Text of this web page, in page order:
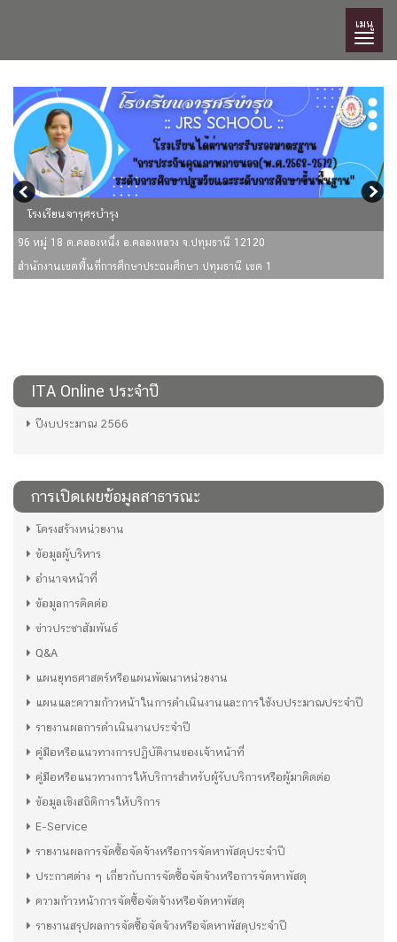
เมนู
โรงเรียนจารุศรบำรุง
96 หมู่ 18 ต.คลองหนึ่ง อ.คลองหลวง จ.ปทุมธานี 12120
สำนักงานเขตพื้นที่การศึกษาประถมศึกษา ปทุมธานี เขต 1
ITA Online ประจำปี
ปีงบประมาณ 2566
การเปิดเผยข้อมูลสาธารณะ
โครงสร้างหน่วยงาน
ข้อมูลผู้บริหาร
อำนาจหน้าที่
ข้อมูลการติดต่อ
ข่าวประชาสัมพันธ์
Q&A
แผนยุทธศาสตร์หรือแผนพัฒนาหน่วยงาน
แผนและความก้าวหน้าในการดำเนินงานและการใช้งบประมาณประจำปี
รายงานผลการดำเนินงานประจำปี
คู่มือหรือแนวทางการปฏิบัติงานของเจ้าหน้าที่
คู่มือหรือแนวทางการให้บริการสำหรับผู้รับบริการหรือผู้มาติดต่อ
ข้อมูลเชิงสถิติการให้บริการ
E-Service
รายงานผลการจัดซื้อจัดจ้างหรือการจัดหาพัสดุประจำปี
ประกาศต่าง ๆ เกี่ยวกับการจัดซื้อจัดจ้างหรือการจัดหาพัสดุ
ความก้าวหน้าการจัดซื้อจัดจ้างหรือจัดหาพัสดุ
รายงานสรุปผลการจัดซื้อจัดจ้างหรือจัดหาพัสดุประจำปี